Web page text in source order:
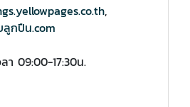
,
กปืน.com
า 09:00-17:30น.